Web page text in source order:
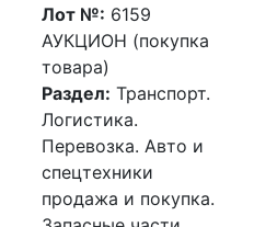
Лот №: 6159
АУКЦИОН (покупка
товара)
Раздел: Транспорт.
Логистика.
Перевозка. Авто и
спецтехники
продажа и покупка.